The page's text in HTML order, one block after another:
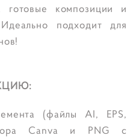
готовые композиции и
подходит для
(файлы AI, EPS,
Canva и PNG с